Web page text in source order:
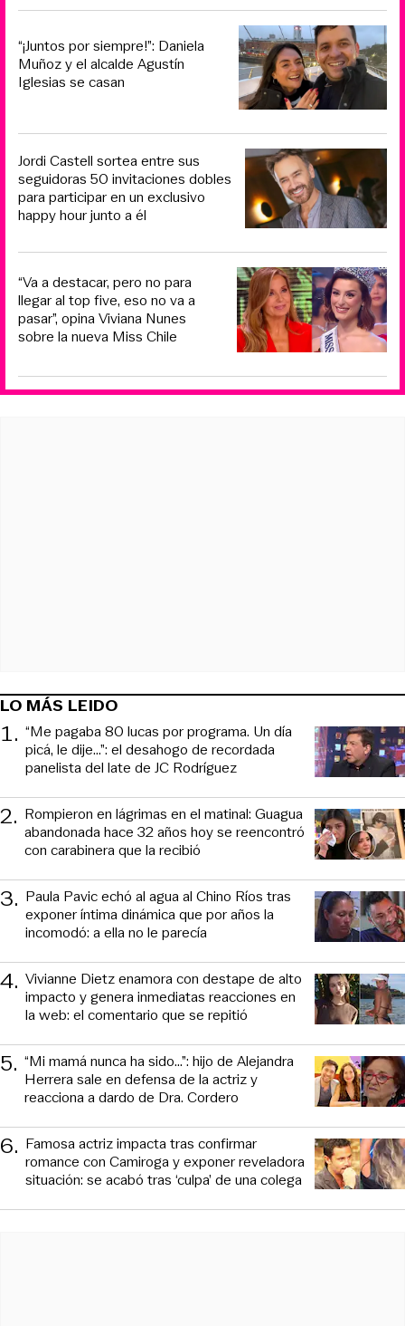
“¡Juntos por siempre!”: Daniela
Muñoz y el alcalde Agustín
Iglesias se casan
Jordi Castell sortea entre sus
seguidoras 50 invitaciones dobles
para participar en un exclusivo
happy hour junto a él
“Va a destacar, pero no para
llegar al top five, eso no va a
pasar”, opina Viviana Nunes
sobre la nueva Miss Chile
LO MÁS LEIDO
1. “Me pagaba 80 lucas por programa. Un día
picá, le dije...”: el desahogo de recordada
panelista del late de JC Rodríguez
2. Rompieron en lágrimas en el matinal: Guagua
abandonada hace 32 años hoy se reencontró
con carabinera que la recibió
3. Paula Pavic echó al agua al Chino Ríos tras
exponer íntima dinámica que por años la
incomodó: a ella no le parecía
4. Vivianne Dietz enamora con destape de alto
impacto y genera inmediatas reacciones en
la web: el comentario que se repitió
5. “Mi mamá nunca ha sido...”: hijo de Alejandra
Herrera sale en defensa de la actriz y
reacciona a dardo de Dra. Cordero
6. Famosa actriz impacta tras confirmar
romance con Camiroga y exponer reveladora
situación: se acabó tras ‘culpa’ de una colega